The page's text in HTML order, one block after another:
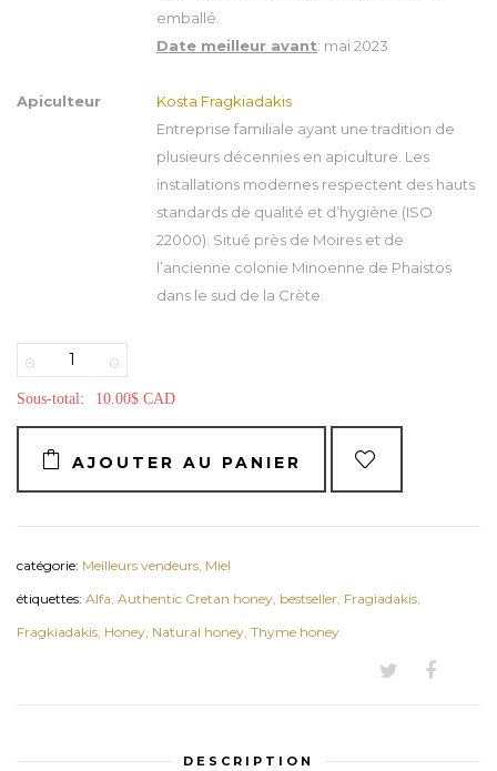
emballé.
Date meilleur avant: mai 2023
Apiculteur
Kosta Fragkiadakis
Entreprise familiale ayant une tradition de
plusieurs décennies en apiculture. Les
installations modernes respectent des hauts
standards de qualité et d’hygiène (ISO
22000). Situé près de Moires et de
l’ancienne colonie Minoenne de Phaistos
dans le sud de la Crète.
− +
Sous-total: 10.00$ CAD
AJOUTER AU PANIER
catégorie: Meilleurs vendeurs, Miel
étiquettes: Alfa, Authentic Cretan honey, bestseller, Fragiadakis,
Fragkiadakis, Honey, Natural honey, Thyme honey
DESCRIPTION